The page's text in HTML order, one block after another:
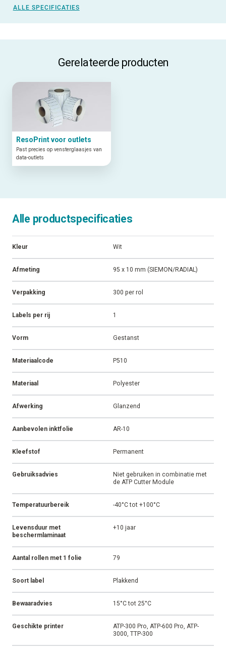
ALLE SPECIFICATIES
Gerelateerde producten
ResoPrint voor outlets
Past precies op vensterglaasjes van
data-outlets
Alle productspecificaties
Kleur Wit
Afmeting 95 x 10 mm (SIEMON/RADIAL)
Verpakking 300 per rol
Labels per rij 1
Vorm Gestanst
Materiaalcode P510
Materiaal Polyester
Afwerking Glanzend
Aanbevolen inktfolie AR-10
Kleefstof Permanent
Gebruiksadvies
Niet gebruiken in combinatie met
de ATP Cutter Module
Temperatuurbereik -40°C tot +100°C
Levensduur met
beschermlaminaat
+10 jaar
Aantal rollen met 1 folie 79
Soort label Plakkend
Bewaaradvies 15°C tot 25°C
Geschikte printer
ATP-300 Pro, ATP-600 Pro, ATP-
3000, TTP-300